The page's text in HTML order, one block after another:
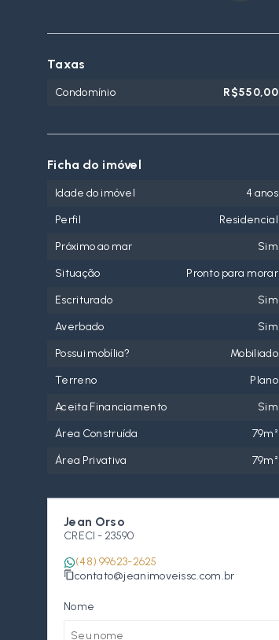
Taxas
Condomínio R$550,00
Ficha do imóvel
Idade do imóvel
4 anos
Perfil
Residencial
Próximo ao mar
Sim
Situação
Pronto para morar
Escriturado
Sim
Averbado
Sim
Possui mobília?
Mobiliado
Terreno
Plano
Aceita Financiamento
Sim
Área Construída
79m²
Área Privativa
79m²
Jean Orso
CRECI - 23590
(48) 99623-2625
contato@jeanimoveissc.com.br
Nome